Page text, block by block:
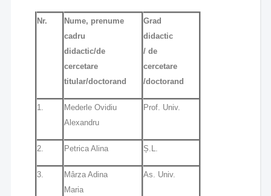
Nr.
Nume, prenume
cadru
didactic/de
cercetare
titular/doctorand
Grad
didactic
/ de
cercetare
/doctorand
1.
Mederle Ovidiu
Alexandru
Prof. Univ.
2. Petrica Alina Ș.L.
3.
Mârza Adina
Maria
As. Univ.